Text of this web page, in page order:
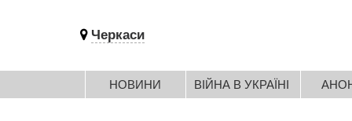
Черкаси
НОВИНИ ВІЙНА В УКРАЇНІ